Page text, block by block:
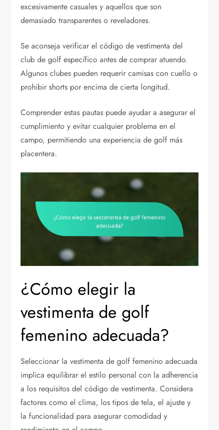
excesivamente casuales y aquellos que son
demasiado transparentes o reveladores.
Se aconseja verificar el código de vestimenta del
club de golf específico antes de comprar atuendo.
Algunos clubes pueden requerir camisas con cuello o
prohibir shorts por encima de cierta longitud.
Comprender estas pautas puede ayudar a asegurar el
cumplimiento y evitar cualquier problema en el
campo, permitiendo una experiencia de golf más
placentera.
¿Cómo elegir la
vestimenta de golf
femenino adecuada?
Seleccionar la vestimenta de golf femenino adecuada
implica equilibrar el estilo personal con la adherencia
a los requisitos del código de vestimenta. Considera
factores como el clima, los tipos de tela, el ajuste y
la funcionalidad para asegurar comodidad y